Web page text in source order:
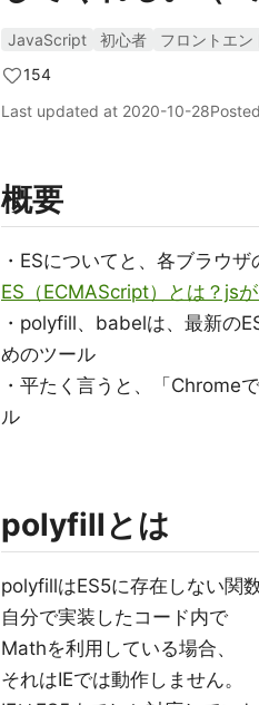
JavaScript 初心者 フロントエン
154
Last updated at 2020-10-28
概要
・ESについてと、各ブラウ
ES（ECMAScript）とは？js
・polyfill、babelは、最新の
めのツール
・平たく言うと、「Chrome
ル
polyfillとは
polyfillはES5に存在しない関
自分で実装したコード内で
Mathを利用している場合、
それはIEでは動作しません。